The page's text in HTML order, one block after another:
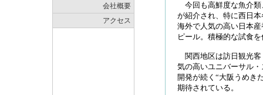
会社概要
アクセス
今回も高鮮度な魚介類
が紹介され、特に西日
海外で人気の高い日本
ピール。積極的な試食
関西地区は訪日観光客
気の高いユニバーサル
開発が続く“大阪うめき
期待されている。